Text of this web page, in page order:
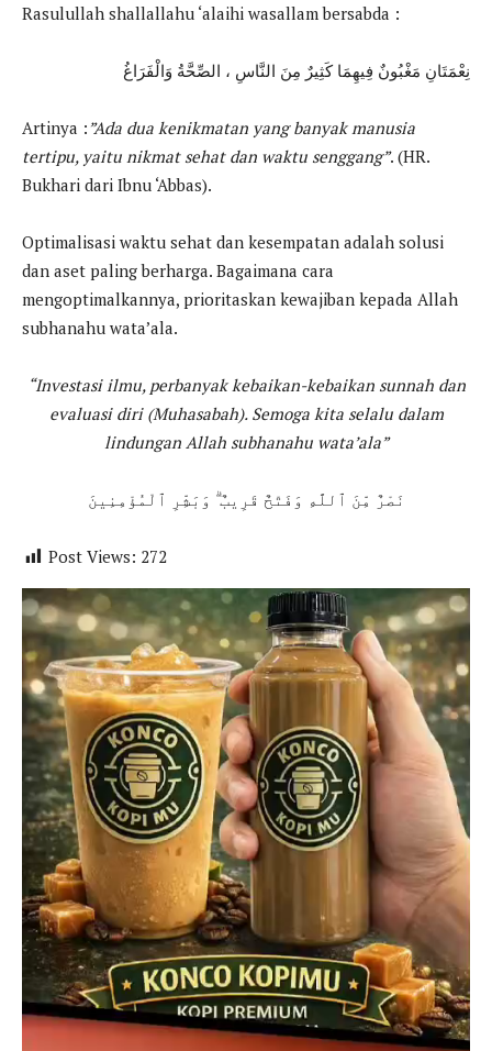
Rasulullah shallallahu ‘alaihi wasallam bersabda :
نِعْمَتَانِ مَغْبُونٌ فِيهِمَا كَثِيرٌ مِنَ النَّاسِ ، الصِّحَّةُ وَالْفَرَاغُ
Artinya : ”Ada dua kenikmatan yang banyak manusia
tertipu, yaitu nikmat sehat dan waktu senggang”. (HR.
Bukhari dari Ibnu ‘Abbas).
Optimalisasi waktu sehat dan kesempatan adalah solusi
dan aset paling berharga. Bagaimana cara
mengoptimalkannya, prioritaskan kewajiban kepada Allah
subhanahu wata’ala.
“Investasi ilmu, perbanyak kebaikan-kebaikan sunnah dan
evaluasi diri (Muhasabah). Semoga kita selalu dalam
lindungan Allah subhanahu wata’ala”
نَصْرٌ مِّنَ ٱللَّهِ وَفَتْحٌ قَرِيبٌ ۗ وَبَشِّرِ ٱلْمُؤْمِنِينَ
Post Views: 272